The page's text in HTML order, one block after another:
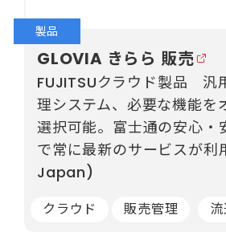
製品
GLOVIA きらら 販売
FUJITSUクラウド製品 汎
理システム、必要な機能を
選択可能。富士通の安心・
で常に最新のサービスが利
Japan)
クラウド 販売管理